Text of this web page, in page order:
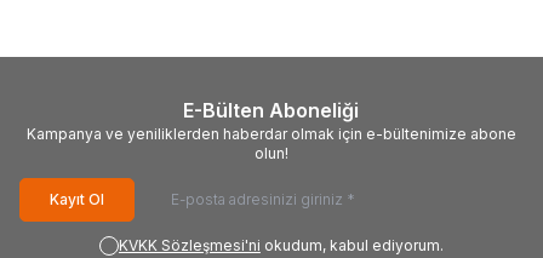
E-Bülten Aboneliği
Kampanya ve yeniliklerden haberdar olmak için e-bültenimize abone
olun!
Kayıt Ol
KVKK Sözleşmesi'ni okudum, kabul ediyorum.